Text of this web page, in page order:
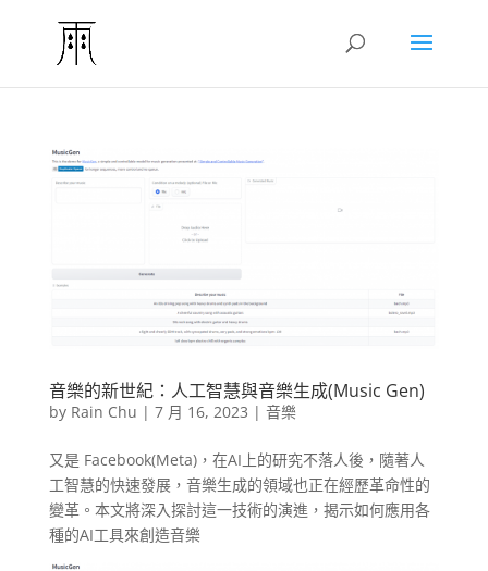
音樂的新世紀：人工智慧與音樂生成(Music Gen)
by Rain Chu | 7 月 16, 2023 | 音樂
又是 Facebook(Meta)，在AI上的研究不落人後，隨著人
工智慧的快速發展，音樂生成的領域也正在經歷革命性的
變革。本文將深入探討這一技術的演進，揭示如何應用各
種的AI工具來創造音樂